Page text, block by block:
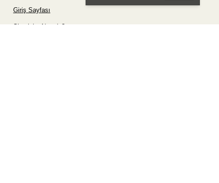
Giriş Sayfası
Siparişim Nerede?